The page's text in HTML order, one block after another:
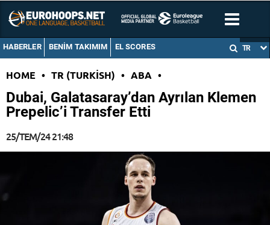
HABERLER BENIM TAKIMIM EL SCORES TR
HOME • TR (TURKISH) • ABA •
Dubai, Galatasaray’dan Ayrılan Klemen
Prepelic’i Transfer Etti
25/TEM/24 21:48